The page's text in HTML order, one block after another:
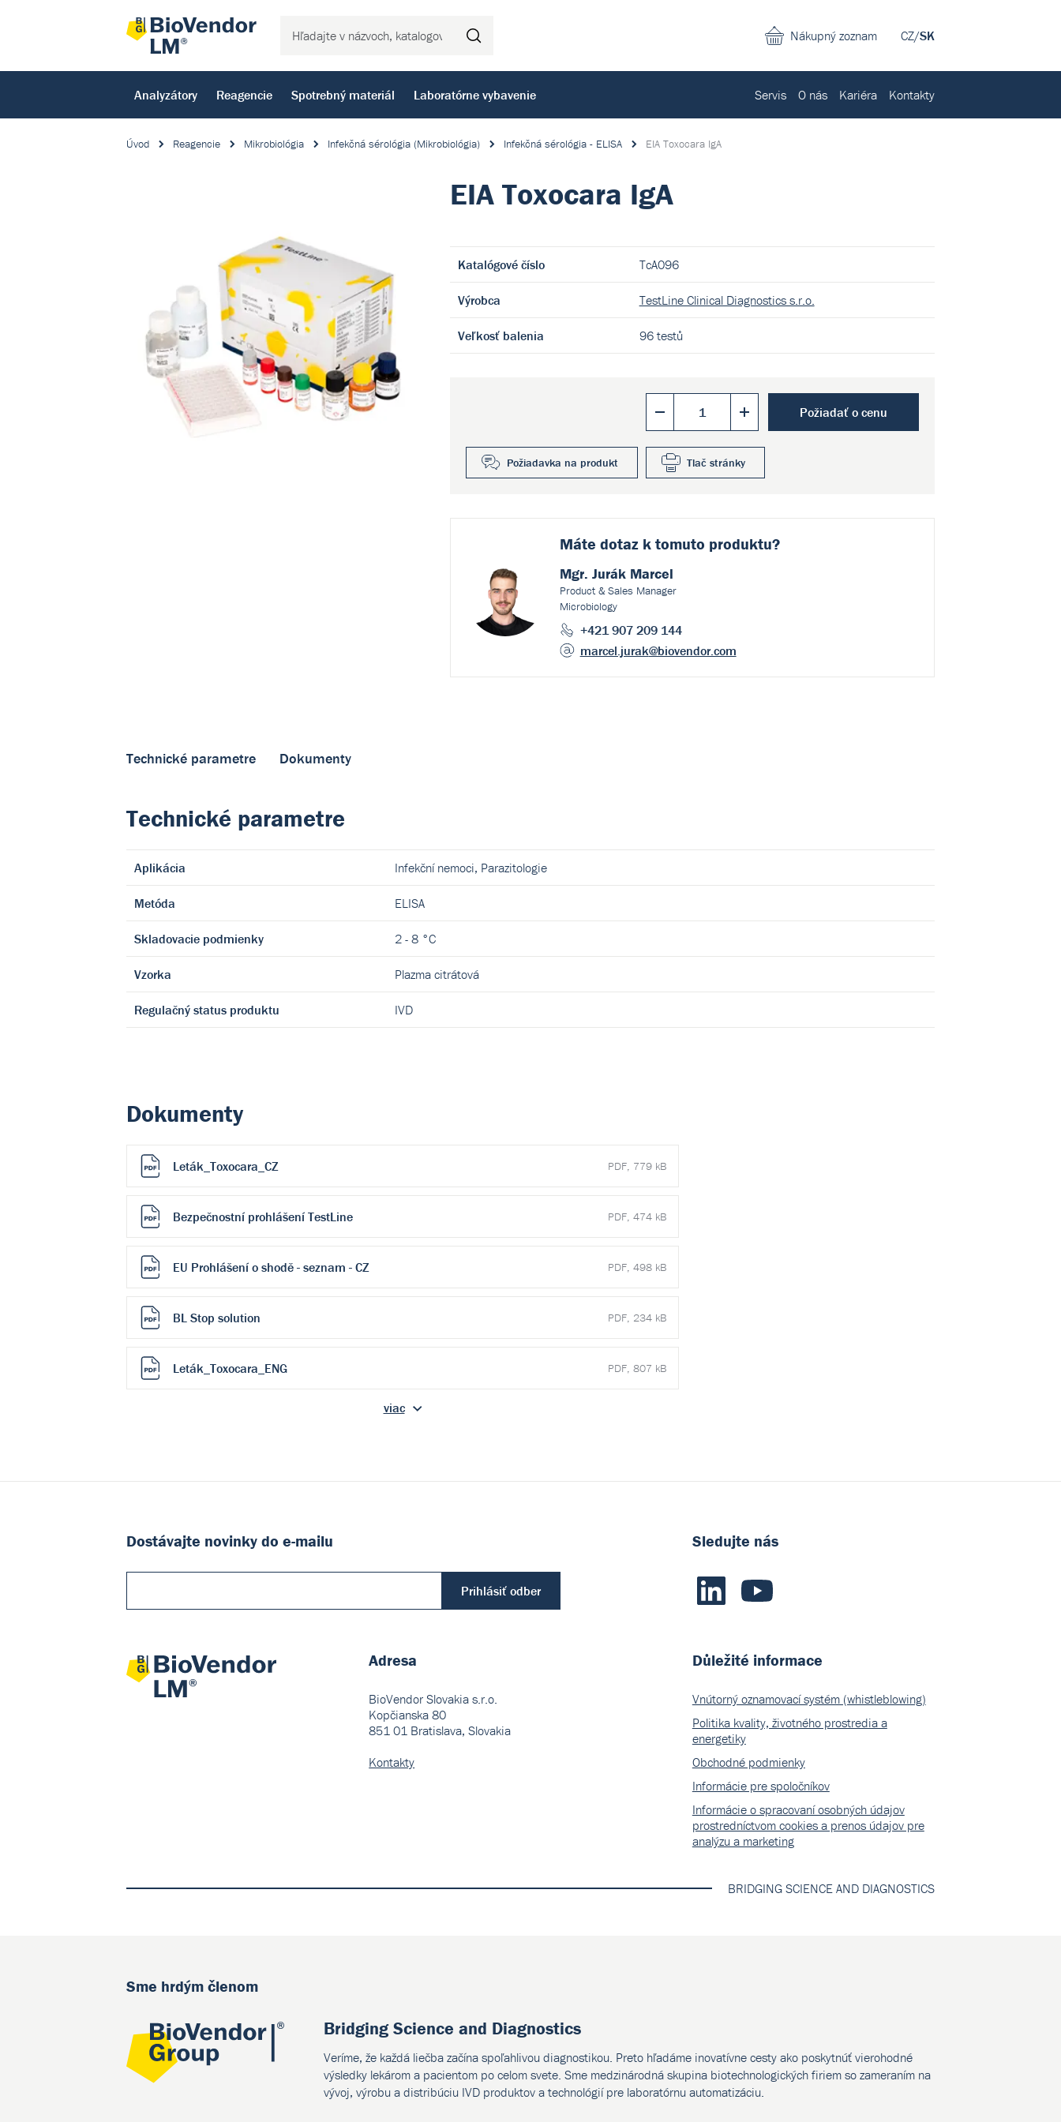
CZ/SK
Nákupný zoznam
Analyzátory Reagencie Spotrebný materiál Laboratórne vybavenie Servis O nás Kariéra Kontakty
Úvod Reagencie Mikrobiológia Infekčná sérológia (Mikrobiológia) Infekčná sérológia - ELISA EIA Toxocara IgA
EIA Toxocara IgA
Katalógové číslo TcA096
Výrobca TestLine Clinical Diagnostics s.r.o.
Veľkosť balenia 96 testů
Požiadať o cenu
Požiadavka na produkt Tlač stránky
Máte dotaz k tomuto produktu?
Mgr. Jurák Marcel
Product & Sales Manager
Microbiology
+421 907 209 144
marcel.jurak@biovendor.com
Technické parametre Dokumenty
Technické parametre
Aplikácia Infekční nemoci, Parazitologie
Metóda ELISA
Skladovacie podmienky 2 - 8 °C
Vzorka Plazma citrátová
Regulačný status produktu IVD
Dokumenty
Leták_Toxocara_CZ PDF, 779 kB
Bezpečnostní prohlášení TestLine PDF, 474 kB
EU Prohlášení o shodě - seznam - CZ PDF, 498 kB
BL Stop solution PDF, 234 kB
Leták_Toxocara_ENG PDF, 807 kB
viac
Dostávajte novinky do e-mailu
Prihlásiť odber
Adresa
BioVendor Slovakia s.r.o.
Kopčianska 80
851 01 Bratislava, Slovakia
Kontakty
Sledujte nás
Důležité informace
Vnútorný oznamovací systém (whistleblowing)
Politika kvality, životného prostredia a
energetiky
Obchodné podmienky
Informácie pre spoločníkov
Informácie o spracovaní osobných údajov
prostredníctvom cookies a prenos údajov pre
analýzu a marketing
BRIDGING SCIENCE AND DIAGNOSTICS
Sme hrdým členom
Bridging Science and Diagnostics
Veríme, že každá liečba začína spoľahlivou diagnostikou. Preto hľadáme inovatívne cesty ako poskytnúť vierohodné
výsledky lekárom a pacientom po celom svete. Sme medzinárodná skupina biotechnologických firiem so zameraním na
vývoj, výrobu a distribúciu IVD produktov a technológií pre laboratórnu automatizáciu.